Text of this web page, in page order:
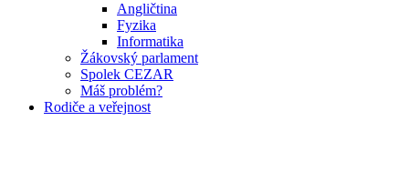
Angličtina
Fyzika
Informatika
Žákovský parlament
Spolek CEZAR
Máš problém?
Rodiče a veřejnost